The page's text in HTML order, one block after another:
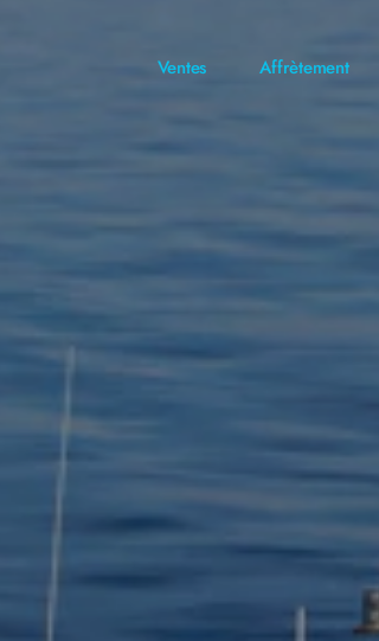
Ventes Affrètement